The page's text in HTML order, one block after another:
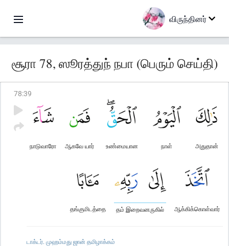
விருந்தினர்
சூரா 78, ஸூரத்துந் நபா (பெரும் செய்தி)
78:39
அதுதான்
நாள்
உண்மையான
ஆகவே யார்
நாடுவாரோ
ஆக்கிக்கொள்வார்
தம் இறைவனருகில்
தங்குமிடத்தை
டாக்டர். முஹம்மது ஜான் தமிழாக்கம்